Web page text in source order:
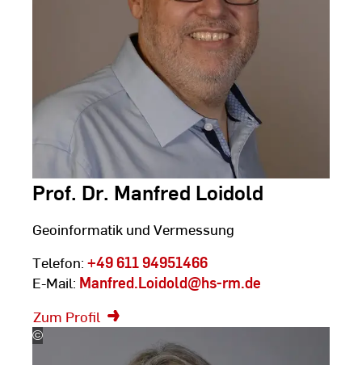
Prof. Dr. Manfred Loidold
Geoinformatik und Vermessung
Telefon: +49 611 94951466
E-Mail: Manfred.Loidold@hs-rm.de
Zum Profil
©
Silke